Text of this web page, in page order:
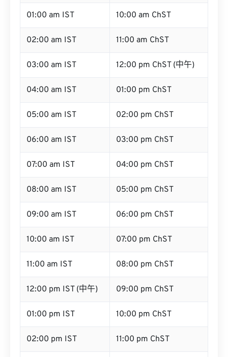
01:00 am IST 10:00 am ChST
02:00 am IST 11:00 am ChST
03:00 am IST 12:00 pm ChST (中午)
04:00 am IST 01:00 pm ChST
05:00 am IST 02:00 pm ChST
06:00 am IST 03:00 pm ChST
07:00 am IST 04:00 pm ChST
08:00 am IST 05:00 pm ChST
09:00 am IST 06:00 pm ChST
10:00 am IST 07:00 pm ChST
11:00 am IST 08:00 pm ChST
12:00 pm IST (中午) 09:00 pm ChST
01:00 pm IST 10:00 pm ChST
02:00 pm IST 11:00 pm ChST